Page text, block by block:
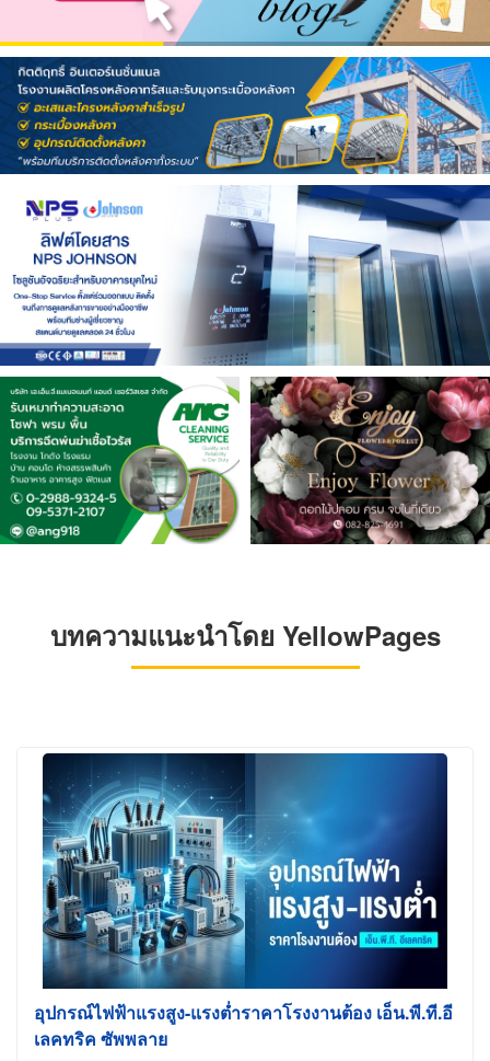
บทความแนะนำโดย YellowPages
อุปกรณ์ไฟฟ้าแรงสูง-แรงต่ำราคาโรงงานต้อง เอ็น.พี.ที.อี
เลคทริค ซัพพลาย